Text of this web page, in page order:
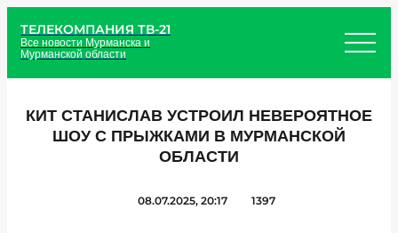
ТЕЛЕКОМПАНИЯ ТВ-21
Все новости Мурманска и
Мурманской области
КИТ СТАНИСЛАВ УСТРОИЛ НЕВЕРОЯТНОЕ
ШОУ С ПРЫЖКАМИ В МУРМАНСКОЙ
ОБЛАСТИ
08.07.2025, 20:17 1397